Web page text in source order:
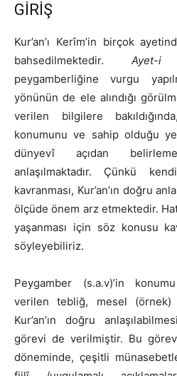
GİRİŞ
Kur’an’ı Kerîm’in birçok
bahsedilmektedir. Ayet-i
peygamberliğine vurgu
yönünün de ele alındığı
verilen bilgilere
konumunu ve sahip olduğu
dünyevî açıdan
anlaşılmaktadır. Çünkü
kavranması, Kur’an’ın doğru
ölçüde önem arz etmektedir.
yaşanması için söz konusu
söyleyebiliriz.
Peygamber (s.a.v)’in
verilen tebliğ, mesel (örnek)
Kur’an’ın doğru
görevi de verilmiştir. Bu
döneminde, çeşitli